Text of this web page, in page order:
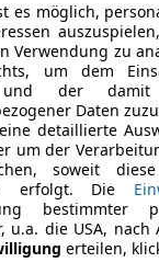
es möglich,
Verwendung zu
um dem
und der damit
Daten
detaillierte
um der
soweit
erfolgt. Die
bestimmter
u.a. die USA, nach
erteilen,